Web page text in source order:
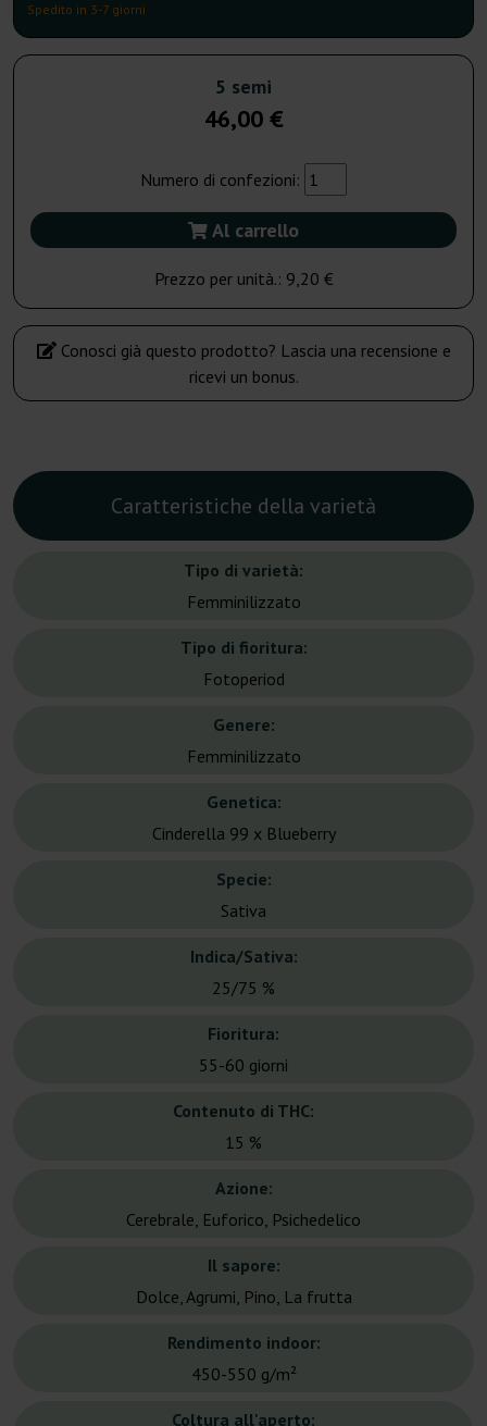
Spedito in 3-7 giorni
5 semi
46,00 €
Numero di confezioni:
Al carrello
Prezzo per unità.: 9,20 €
Conosci già questo prodotto? Lascia una recensione e
ricevi un bonus.
Caratteristiche della varietà
Tipo di varietà:
Femminilizzato
Tipo di fioritura:
Fotoperiod
Genere:
Femminilizzato
Genetica:
Cinderella 99 x Blueberry
Specie:
Sativa
Indica/Sativa:
25/75 %
Fioritura:
55-60 giorni
Contenuto di THC:
15 %
Azione:
Cerebrale, Euforico, Psichedelico
Il sapore:
Dolce, Agrumi, Pino, La frutta
Rendimento indoor:
450-550 g/m²
Coltura all'aperto: